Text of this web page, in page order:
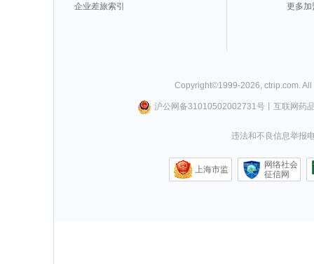
企业差旅索引
更多加
Copyright©1999-2026, ctrip.com.
沪公网备31010502002731号丨 互联网药
违法和不良信息举报
上海市监
网络社会
征信网